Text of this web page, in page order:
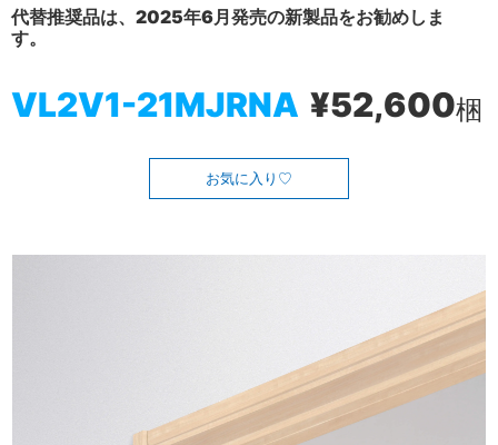
代替推奨品は、2025年6月発売の新製品をお勧めしま
す。
VL2V1-21MJRNA ¥52,600梱
お気に入り